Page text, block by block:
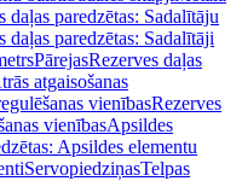
daļas paredzētas: Sadalītāju
daļas paredzētas: Sadalītāji
PārejasRezerves daļas
atgaisošanas
vienībasRezerves
vienībasApsildes
Apsildes elementu
ServopiedziņasTelpas